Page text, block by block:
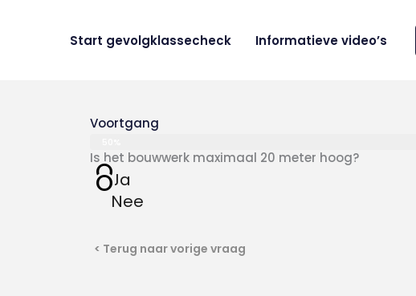
Start gevolgklassecheck Informatieve video’s
Voortgang
Is het bouwwerk maximaal 20 meter hoog?
OJa
O
Nee
< Terug naar vorige vraag